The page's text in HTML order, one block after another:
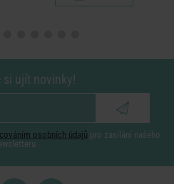
si ujít novinky!
osobních údajů pro zasílání našeho